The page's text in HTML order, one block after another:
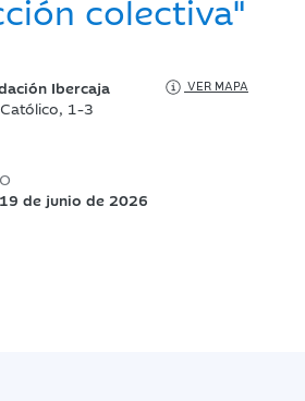
colectiva"
Ibercaja
VER MAPA
1-3
de junio de 2026